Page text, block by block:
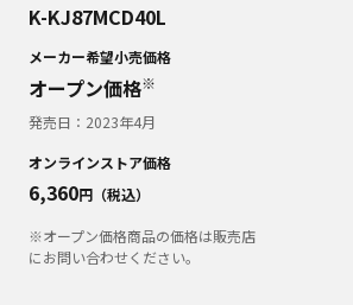
K-KJ87MCD40L
メーカー希望小売価格
オープン価格※
発売日： 2023年4月
オンラインストア価格
6,360円（税込）
※オープン価格商品の価格は販売店
にお問い合わせください。